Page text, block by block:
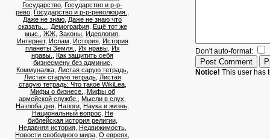
Государство Государство и р-р-
рево Государство и р-р-революция.
Даже не знаю Даже не знаю что
сказать...
Демография, Ещё тот же
мыс.
ЖЖ Законы Идеология
Интернет, Ислам История, История
планеты Земля.
Их нравы, Их
нравы.
Как защитить себя
бизнесмену без админис
Коммуналка Листая сарую тетрадь
Листая старую тетрадь, Листая
старую тетрадь: Что такое WikiLea,
Мифы о бизнесе.
Мифы об
армейской службе.
Мысли в слух
Назлоба дня Налоги Наука и жизнь
Национальный вопрос Не
библейская история религии,
Недавняя история, Недвижимость,
Новости свободного мира О евреях
Don't auto-format:
Notice! This user has